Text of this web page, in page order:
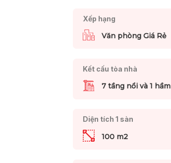
Xếp hạng
Văn phòng Giá Rẻ
Kết cấu tòa nhà
7 tầng nổi và 1 hầm
Diện tích 1 sàn
100 m2